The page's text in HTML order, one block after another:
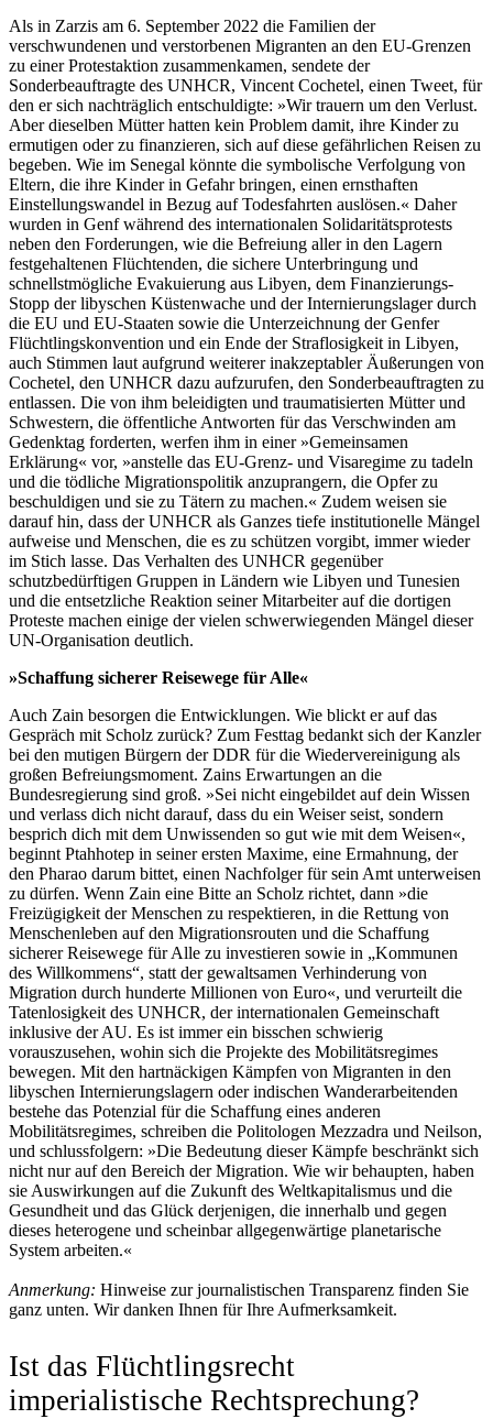
Als in Zarzis am 6. September 2022 die Familien der
verschwundenen und verstorbenen Migranten an den EU-Grenzen
zu einer Protestaktion zusammenkamen, sendete der
Sonderbeauftragte des UNHCR, Vincent Cochetel, einen Tweet, für
den er sich nachträglich entschuldigte: »Wir trauern um den Verlust.
Aber dieselben Mütter hatten kein Problem damit, ihre Kinder zu
ermutigen oder zu finanzieren, sich auf diese gefährlichen Reisen zu
begeben. Wie im Senegal könnte die symbolische Verfolgung von
Eltern, die ihre Kinder in Gefahr bringen, einen ernsthaften
Einstellungswandel in Bezug auf Todesfahrten auslösen.« Daher
wurden in Genf während des internationalen Solidaritätsprotests
neben den Forderungen, wie die Befreiung aller in den Lagern
festgehaltenen Flüchtenden, die sichere Unterbringung und
schnellstmögliche Evakuierung aus Libyen, dem Finanzierungs-
Stopp der libyschen Küstenwache und der Internierungslager durch
die EU und EU-Staaten sowie die Unterzeichnung der Genfer
Flüchtlingskonvention und ein Ende der Straflosigkeit in Libyen,
auch Stimmen laut aufgrund weiterer inakzeptabler Äußerungen von
Cochetel, den UNHCR dazu aufzurufen, den Sonderbeauftragten zu
entlassen. Die von ihm beleidigten und traumatisierten Mütter und
Schwestern, die öffentliche Antworten für das Verschwinden am
Gedenktag forderten, werfen ihm in einer »Gemeinsamen
Erklärung« vor, »anstelle das EU-Grenz- und Visaregime zu tadeln
und die tödliche Migrationspolitik anzuprangern, die Opfer zu
beschuldigen und sie zu Tätern zu machen.« Zudem weisen sie
darauf hin, dass der UNHCR als Ganzes tiefe institutionelle Mängel
aufweise und Menschen, die es zu schützen vorgibt, immer wieder
im Stich lasse. Das Verhalten des UNHCR gegenüber
schutzbedürftigen Gruppen in Ländern wie Libyen und Tunesien
und die entsetzliche Reaktion seiner Mitarbeiter auf die dortigen
Proteste machen einige der vielen schwerwiegenden Mängel dieser
UN-Organisation deutlich.
»Schaffung sicherer Reisewege für Alle«
Auch Zain besorgen die Entwicklungen. Wie blickt er auf das
Gespräch mit Scholz zurück? Zum Festtag bedankt sich der Kanzler
bei den mutigen Bürgern der DDR für die Wiedervereinigung als
großen Befreiungsmoment. Zains Erwartungen an die
Bundesregierung sind groß. »Sei nicht eingebildet auf dein Wissen
und verlass dich nicht darauf, dass du ein Weiser seist, sondern
besprich dich mit dem Unwissenden so gut wie mit dem Weisen«,
beginnt Ptahhotep in seiner ersten Maxime, eine Ermahnung, der
den Pharao darum bittet, einen Nachfolger für sein Amt unterweisen
zu dürfen. Wenn Zain eine Bitte an Scholz richtet, dann »die
Freizügigkeit der Menschen zu respektieren, in die Rettung von
Menschenleben auf den Migrationsrouten und die Schaffung
sicherer Reisewege für Alle zu investieren sowie in „Kommunen
des Willkommens“, statt der gewaltsamen Verhinderung von
Migration durch hunderte Millionen von Euro«, und verurteilt die
Tatenlosigkeit des UNHCR, der internationalen Gemeinschaft
inklusive der AU. Es ist immer ein bisschen schwierig
vorauszusehen, wohin sich die Projekte des Mobilitätsregimes
bewegen. Mit den hartnäckigen Kämpfen von Migranten in den
libyschen Internierungslagern oder indischen Wanderarbeitenden
bestehe das Potenzial für die Schaffung eines anderen
Mobilitätsregimes, schreiben die Politologen Mezzadra und Neilson,
und schlussfolgern: »Die Bedeutung dieser Kämpfe beschränkt sich
nicht nur auf den Bereich der Migration. Wie wir behaupten, haben
sie Auswirkungen auf die Zukunft des Weltkapitalismus und die
Gesundheit und das Glück derjenigen, die innerhalb und gegen
dieses heterogene und scheinbar allgegenwärtige planetarische
System arbeiten.«
Anmerkung: Hinweise zur journalistischen Transparenz finden Sie
ganz unten. Wir danken Ihnen für Ihre Aufmerksamkeit.
Ist das Flüchtlingsrecht
imperialistische Rechtsprechung?